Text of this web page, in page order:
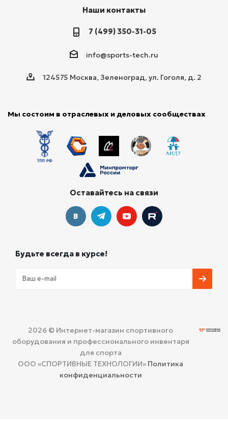
Наши контакты
7 (499) 350-31-05
info@sports-tech.ru
124575 Москва, Зеленоград, ул. Гоголя, д. 2
Мы состоим в отраслевых и деловых сообществах
Оставайтесь на связи
Будьте всегда в курсе!
2026 © Интернет-магазин спортивного
оборудования и профессионального инвентаря
для спорта
ООО «СПОРТИВНЫЕ ТЕХНОЛОГИИ» Политика
конфиденциальности